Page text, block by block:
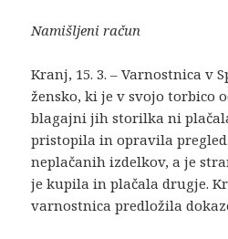
Namišljeni račun
Kranj, 15. 3. – Varnostnica v
žensko, ki je v svojo torbico
blagajni jih storilka ni
pristopila in opravila
neplačanih izdelkov, a je
je kupila in plačala drugje.
varnostnica predložila